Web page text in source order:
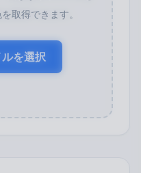
取得できます。
を選択